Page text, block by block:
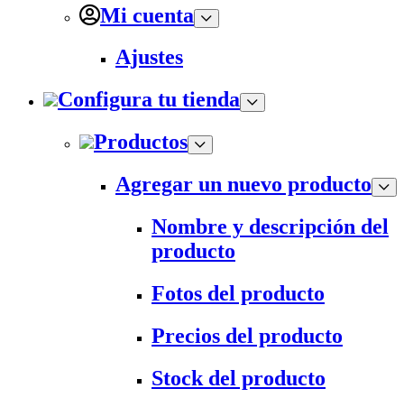
Mi cuenta
Ajustes
Configura tu tienda
Productos
Agregar un nuevo producto
Nombre y descripción del
producto
Fotos del producto
Precios del producto
Stock del producto